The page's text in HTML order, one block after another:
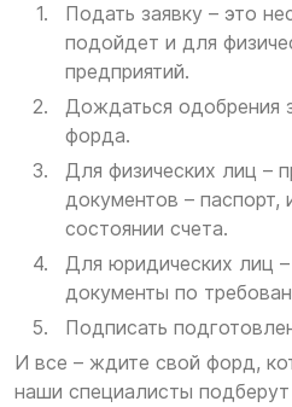
Подать заявку – это
подойдет и для
предприятий.
Дождаться одобрения
форда.
Для физических лиц –
документов – паспорт,
состоянии счета.
Для юридических лиц
документы по
Подписать
И все – ждите свой форд,
наши специалисты